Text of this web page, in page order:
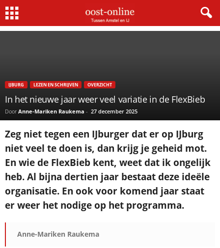
Home In het nieuwe jaar weer veel variatie in de FlexBieb
IJBURG LEZEN EN SCHRIJVEN OVERZICHT
In het nieuwe jaar weer veel variatie in de FlexBieb
Door Anne-Mariken Raukema - 27 december 2025
Zeg niet tegen een IJburger dat er op IJburg
niet veel te doen is, dan krijg je geheid mot.
En wie de FlexBieb kent, weet dat ik ongelijk
heb. Al bijna dertien jaar bestaat deze ideële
organisatie. En ook voor komend jaar staat
er weer het nodige op het programma.
Anne-Mariken Raukema
×
VOORNAAM
Postcode
Met de inschrijving accepteer ik de
privacyverklaring.